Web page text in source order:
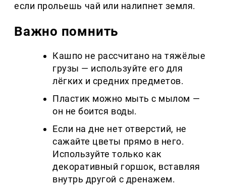
если прольешь чай или налипнет земля.
Важно помнить
Кашпо не рассчитано на тяжёлые
грузы — используйте его для
лёгких и средних предметов.
Пластик можно мыть с мылом —
он не боится воды.
Если на дне нет отверстий, не
сажайте цветы прямо в него.
Используйте только как
декоративный горшок, вставляя
внутрь другой с дренажем.